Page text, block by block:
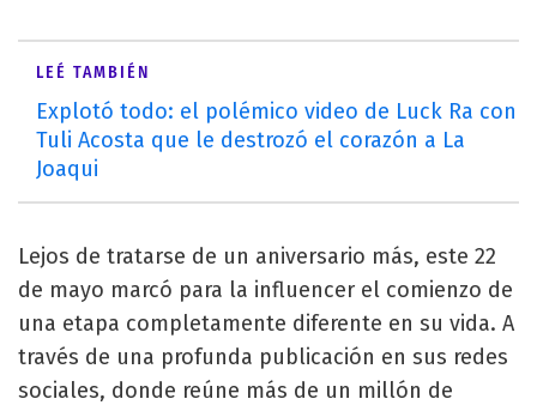
LEÉ TAMBIÉN
Explotó todo: el polémico video de Luck Ra con
Tuli Acosta que le destrozó el corazón a La
Joaqui
Lejos de tratarse de un aniversario más, este 22
de mayo marcó para la influencer el comienzo de
una etapa completamente diferente en su vida. A
través de una profunda publicación en sus redes
sociales, donde reúne más de un millón de